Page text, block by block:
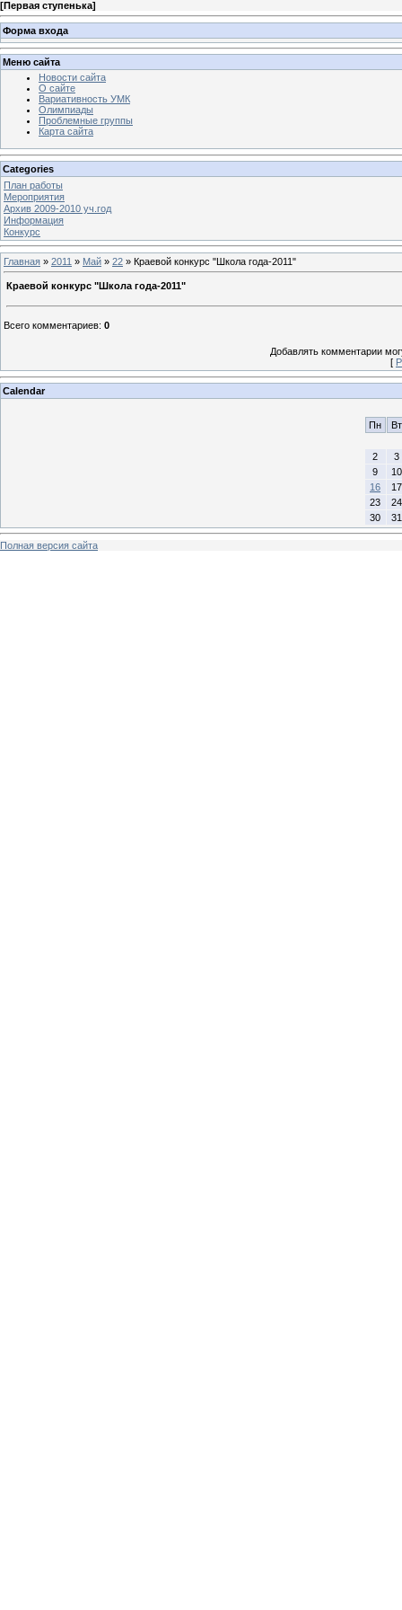
[Первая ступенька]
Форма входа
Меню сайта
Новости сайта
О сайте
Вариативность УМК
Олимпиады
Проблемные группы
Карта сайта
Categories
План работы
Мероприятия
Архив 2009-2010 уч.год
Информация
Конкурс
Главная » 2011 » Май » 22 » Краевой конкурс "Школа года-2011"
Краевой конкурс "Школа года-2011"
Всего комментариев: 0
Добавлять комментарии
[
Calendar
Пн Вт
2
3
9
10
16
17
23
24
30
31
Полная версия сайта